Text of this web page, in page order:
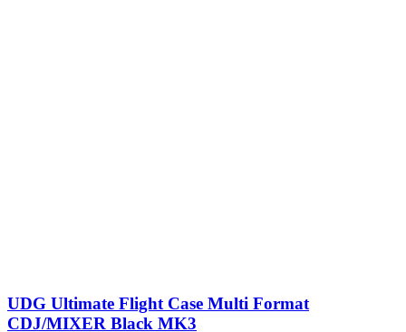
UDG Ultimate Flight Case Multi Format
CDJ/MIXER Black MK3